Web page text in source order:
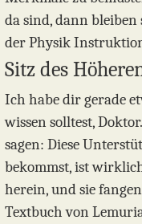
da sind, dann bleiben
der Physik
Sitz des
Ich habe dir gerade
wissen solltest,
sagen: Diese
bekommst, ist
herein, und sie
Textbuch von